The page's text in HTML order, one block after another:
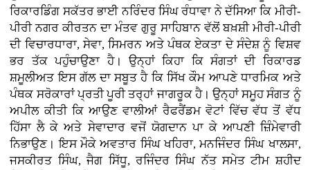
ਰਿਕਾਰਡਿੰਗ ਸਕੱਤਰ ਭਾਈ ਨਰਿੰਦਰ ਸਿੰਘ ਰੰਧਾਵਾ ਨੇ ਦੱਸਿਆ ਕਿ ਮੀਰੀ-
ਪੀਰੀ ਨਗਰ ਕੀਰਤਨ ਦਾ ਮੰਤਵ ਗੁਰੂ ਸਾਹਿਬਾਨ ਵੱਲੋਂ ਬਖ਼ਸ਼ੀ ਮੀਰੀ-ਪੀਰੀ
ਦੀ ਵਿਚਾਰਧਾਰਾ, ਸੇਵਾ, ਸਿਮਰਨ ਅਤੇ ਪੰਥਕ ਏਕਤਾ ਦੇ ਸੰਦੇਸ਼ ਨੂੰ ਵਿਸ਼ਵ
ਭਰ ਤੱਕ ਪਹੁੰਚਾਉਣਾ ਹੈ। ਉਨ੍ਹਾਂ ਕਿਹਾ ਕਿ ਸੰਗਤਾਂ ਦੀ ਰਿਕਾਰਡ
ਸ਼ਮੂਲੀਅਤ ਇਸ ਗੱਲ ਦਾ ਸਬੂਤ ਹੈ ਕਿ ਸਿੱਖ ਕੌਮ ਆਪਣੇ ਧਾਰਮਿਕ ਅਤੇ
ਪੰਥਕ ਸਰੋਕਾਰਾਂ ਪ੍ਰਤੀ ਪੂਰੀ ਤਰ੍ਹਾਂ ਜਾਗਰੂਕ ਹੈ। ਉਨ੍ਹਾਂ ਸਮੂਹ ਸੰਗਤ ਨੂੰ
ਅਪੀਲ ਕੀਤੀ ਕਿ ਆਉਣ ਵਾਲੀਆਂ ਰੈਫਰੈਂਡਮ ਵੋਟਾਂ ਵਿੱਚ ਵੱਧ ਤੋਂ ਵੱਧ
ਹਿੱਸਾ ਲੈ ਕੇ ਅਤੇ ਸੇਵਾਦਾਰ ਵਜੋਂ ਯੋਗਦਾਨ ਪਾ ਕੇ ਆਪਣੀ ਜ਼ਿੰਮੇਵਾਰੀ
ਨਿਭਾਉਣ। ਇਸ ਮੌਕੇ ਅਵਤਾਰ ਸਿੰਘ ਖਹਿਰਾ, ਮਨਜਿੰਦਰ ਸਿੰਘ ਖਾਲਸਾ,
ਜਸਕੀਰਤ ਸਿੰਘ, ਜੈਗ ਸਿੱਧੂ, ਰਜਿੰਦਰ ਸਿੰਘ ਨੱਤ ਸਮੇਤ ਟੀਮ ਸ਼ਹੀਦ